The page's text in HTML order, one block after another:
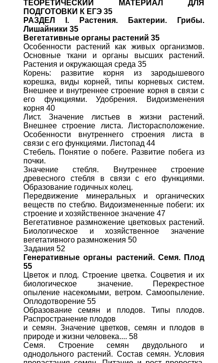
ТЕОРЕТИЧЕСКИЙ МАТЕРИАЛ ДЛЯ
ПОДГОТОВКИ К ЕГЭ 35
РАЗДЕЛ I. Растения. Бактерии. Грибы.
Лишайники 35
Вегетативные органы растений 35
Особенности растений как живых организмов.
Основные ткани и органы высших растений.
Растения и окружающая среда 35
Корень: развитие корня из зародышевого
корешка, виды корней, типы корневых систем.
Внешнее и внутреннее строение корня в связи с
его функциями. Удобрения. Видоизменения
корня 40
Лист. Значение листьев в жизни растений.
Внешнее строение листа. Листорасположение.
Особенности внутреннего строения листа в
связи с его функциями. Листопад 44
Стебель. Понятие о побеге. Развитие побега из
почки.
Значение стебля. Внутреннее строение
древесного стебля в связи с его функциями.
Образование годичных колец.
Передвижение минеральных и органических
веществ по стеблю. Видоизмененные побеги: их
строение и хозяйственное значение 47
Вегетативное размножение цветковых растений.
Биологическое и хозяйственное значение
вегетативного размножения 50
Задания 52
Генеративные органы растений. Семя. Плод
55
Цветок и плод. Строение цветка. Соцветия и их
биологическое значение. Перекрестное
опыление насекомыми, ветром. Самоопыление.
Оплодотворение 55
Образование семян и плодов. Типы плодов.
Распространение плодов
и семян. Значение цветков, семян и плодов в
природе и жизни человека.... 58
Семя. Строение семян двудольного и
однодольного растений. Состав семян. Условия